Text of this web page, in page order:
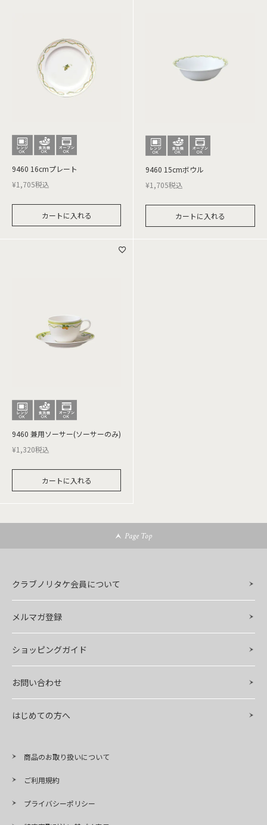
9460 16cmプレート
¥1,705税込
カートに入れる
9460 15cmボウル
¥1,705税込
カートに入れる
9460 兼用ソーサー(ソーサーのみ)
¥1,320税込
カートに入れる
Page Top
クラブノリタケ会員について
メルマガ登録
ショッピングガイド
お問い合わせ
はじめての方へ
商品のお取り扱いについて
ご利用規約
プライバシーポリシー